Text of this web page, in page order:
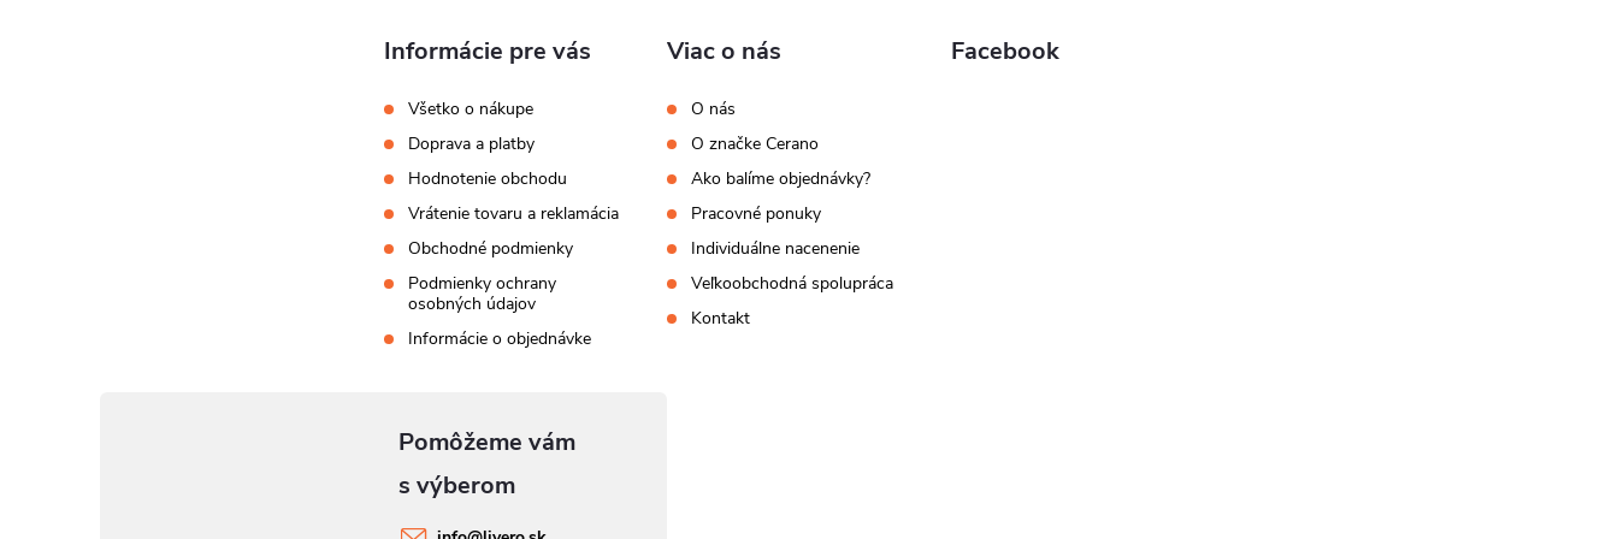
Informácie pre vás
Všetko o nákupe
Doprava a platby
Hodnotenie obchodu
Vrátenie tovaru a reklamácia
Obchodné podmienky
Podmienky ochrany
osobných údajov
Informácie o objednávke
Viac o nás
O nás
O značke Cerano
Ako balíme objednávky?
Pracovné ponuky
Individuálne nacenenie
Veľkoobchodná spolupráca
Kontakt
Facebook